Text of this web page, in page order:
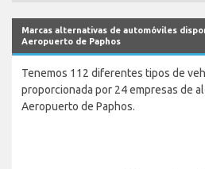
Marcas alternativas de automóviles
Aeropuerto de Paphos
Tenemos 112 diferentes tipos de
proporcionada por 24 empresas de
Aeropuerto de Paphos.